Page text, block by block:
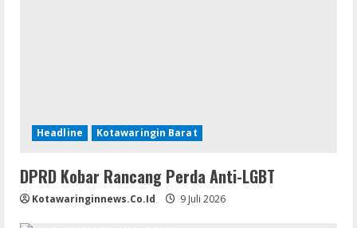
Headline Kotawaringin Barat
DPRD Kobar Rancang Perda Anti-LGBT
Kotawaringinnews.co.id 9 Juli 2026